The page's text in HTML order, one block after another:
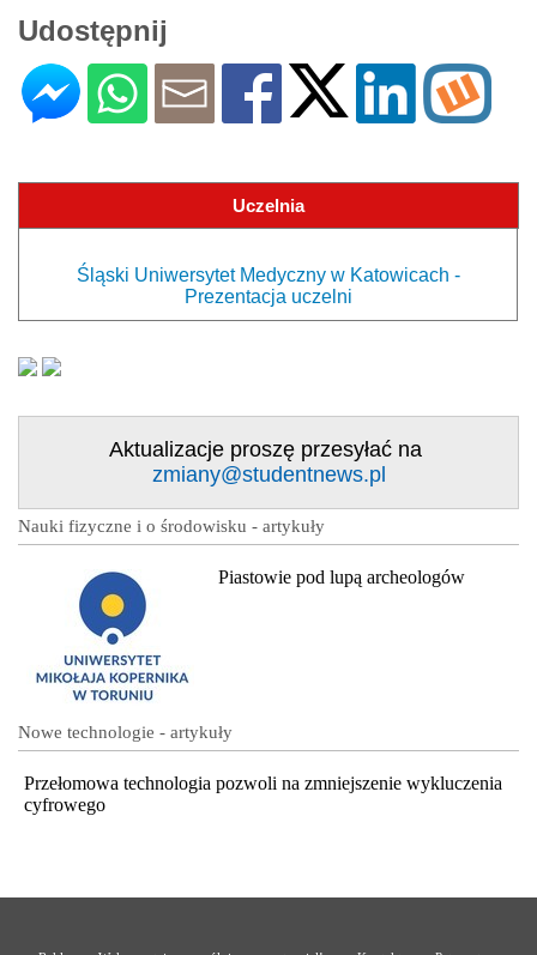
Udostępnij
Uczelnia
Śląski Uniwersytet Medyczny w Katowicach -
Prezentacja uczelni
Aktualizacje proszę przesyłać na
zmiany@studentnews.pl
Nauki fizyczne i o środowisku - artykuły
Piastowie pod lupą archeologów
Nowe technologie - artykuły
Przełomowa technologia pozwoli na zmniejszenie wykluczenia
cyfrowego